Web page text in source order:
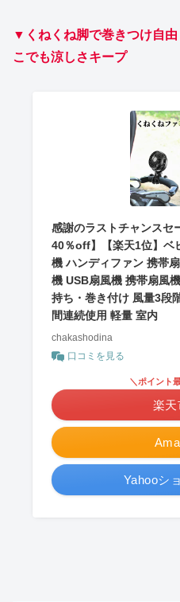
▼くねくね脚で巻きつけ自
こでも涼しさキープ
感謝のラストチャンスセ
40％off】【楽天1位】ベ
機 ハンディファン 携帯
機 USB扇風機 携帯扇風
持ち・巻き付け 風量3段
間連続使用 軽量 室内
chakashodina
口コミを見る
＼ポイント
楽天
Yahooシ